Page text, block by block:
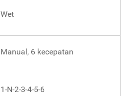
Wet
Manual, 6 kecepatan
1-N-2-3-4-5-6